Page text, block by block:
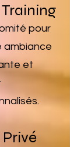
pour
ambiance
et